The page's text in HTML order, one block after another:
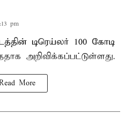
pm
டிரெய்லர் 100 கோடி
அறிவிக்கப்பட்டுள்ளது.
More